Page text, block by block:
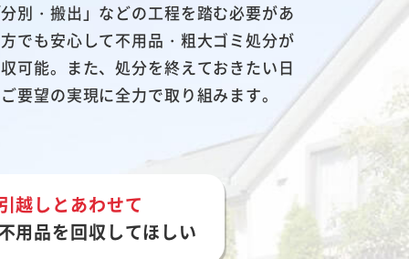
別・搬出」などの工程を踏む必要があ
でも安心して不用品・粗大ゴミ処分が
可能。また、処分を終えておきたい日
望の実現に全力で取り組みます。
越しとあわせて
用品を回収してほしい